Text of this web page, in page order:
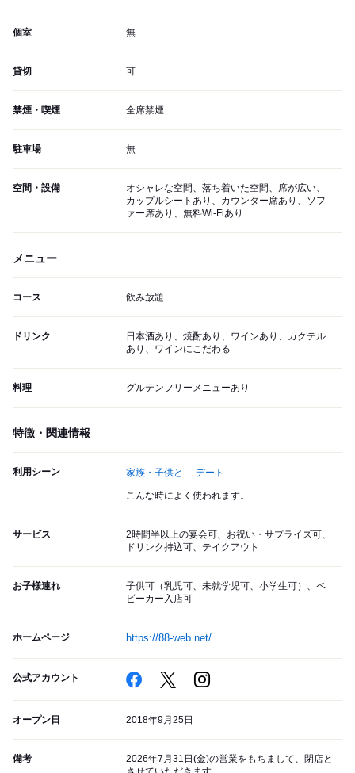
個室 無
貸切 可
禁煙・喫煙 全席禁煙
駐車場 無
空間・設備
オシャレな空間、落ち着いた空間、席が広い、
カップルシートあり、カウンター席あり、ソフ
ァー席あり、無料Wi-Fiあり
メニュー
コース 飲み放題
ドリンク
日本酒あり、焼酎あり、ワインあり、カクテル
あり、ワインにこだわる
料理 グルテンフリーメニューあり
特徴・関連情報
利用シーン 家族・子供と デート
こんな時によく使われます。
サービス
2時間半以上の宴会可、お祝い・サプライズ可、
ドリンク持込可、テイクアウト
お子様連れ
子供可（乳児可、未就学児可、小学生可）、ベ
ビーカー入店可
ホームページ https://88-web.net/
公式アカウント
オープン日 2018年9月25日
備考
2026年7月31日(金)の営業をもちまして、閉店と